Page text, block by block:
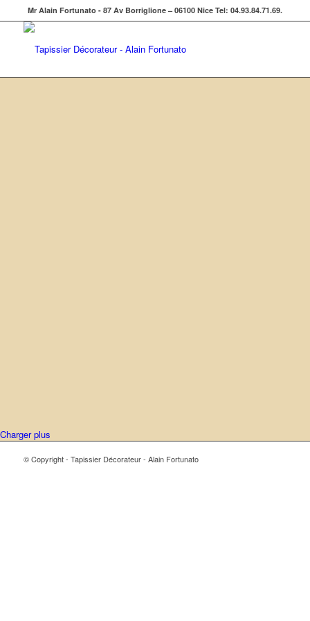
Mr Alain Fortunato - 87 Av Borriglione – 06100 Nice Tel: 04.93.84.71.69.
Charger plus
© Copyright - Tapissier Décorateur - Alain Fortunato